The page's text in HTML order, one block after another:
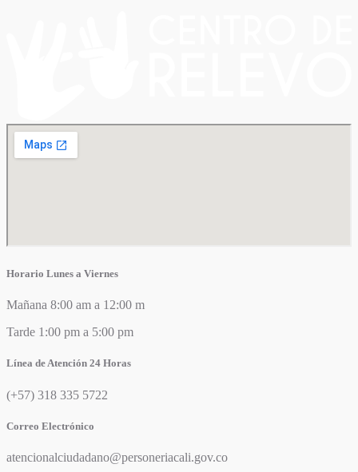
Horario Lunes a Viernes
Mañana 8:00 am a 12:00 m
Tarde 1:00 pm a 5:00 pm
Línea de Atención 24 Horas
(+57) 318 335 5722
Correo Electrónico
atencionalciudadano@personeriacali.gov.co